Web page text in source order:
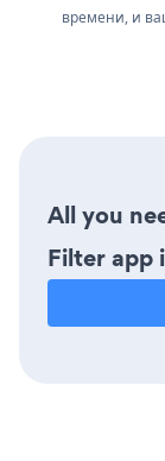
времени, и
All you
Filter app